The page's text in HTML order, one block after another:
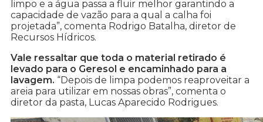
limpo e a água passa a fluir melhor garantindo a
capacidade de vazão para a qual a calha foi
projetada”, comenta Rodrigo Batalha, diretor de
Recursos Hídricos.
Vale ressaltar que toda o material retirado é
levado para o Geresol e encaminhado para a
lavagem. “Depois de limpa podemos reaproveitar a
areia para utilizar em nossas obras”, comenta o
diretor da pasta, Lucas Aparecido Rodrigues.